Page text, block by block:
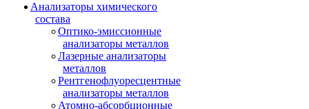
Анализаторы химического
состава
Оптико-эмиссионные
анализаторы металлов
Лазерные анализаторы
металлов
Рентгенофлуоресцентные
анализаторы металлов
Атомно-абсорбционные